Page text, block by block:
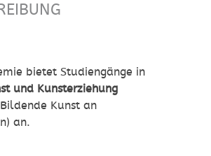
bietet Studiengänge in
und Kunsterziehung
Kunst an
an.